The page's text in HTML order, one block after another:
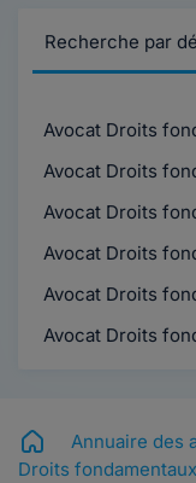
Recherche par
Avocat Droits
Avocat Droits
Avocat Droits
Avocat Droits
Avocat Droits
Avocat Droits
Annuaire des
Droits